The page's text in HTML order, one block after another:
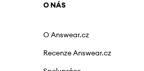
O NÁS
O Answear.cz
Recenze Answear.cz